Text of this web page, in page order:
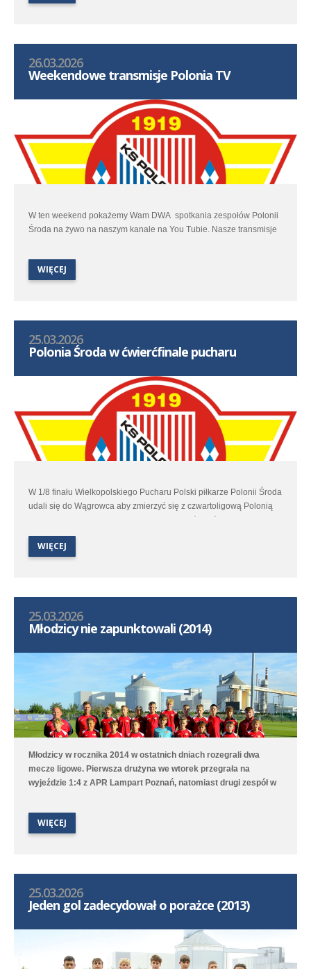
26.03.2026
Weekendowe transmisje Polonia TV
W ten weekend pokażemy Wam DWA spotkania zespołów Polonii
Środa na żywo na naszym kanale na You Tubie. Nasze transmisje
Polonią Środa, a Czarnymi II Sosnowiec, a zakończymy sobotnim
meczem Betclic III ligi w którym zespół Polonii Środa zmierzy się z
Cartusią Kartuzy.
Już teraz zapraszamy przed ekrany. Linki do spotkań znajdziecie
poniżej.
WIĘCEJ
25.03.2026
Polonia Środa w ćwierćfinale pucharu
W 1/8 finału Wielkopolskiego Pucharu Polski piłkarze Polonii Środa
udali się do Wągrowca aby zmierzyć się z czwartoligową Polonią
pucharowych rozgrywek w którym czekała już Obra Kościan.
WIĘCEJ
25.03.2026
Młodzicy nie zapunktowali (2014)
Młodzicy w rocznika 2014 w ostatnich dniach rozegrali dwa
mecze ligowe. Pierwsza drużyna we wtorek przegrała na
wyjeździe 1:4 z APR Lampart Poznań, natomiast drugi zespół w
Wysogotowo.
WIĘCEJ
25.03.2026
Jeden gol zadecydował o porażce (2013)